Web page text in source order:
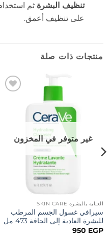
تنظيف البشرة ثم
على تنظيف أعمق.
منتجات ذات صلة
غير متوفر في المخزون
العنايه بالبشره SKIN CARE
سيرافي غسول الجسم المرطب
للبشرة العادية إلى الجافة 473 مل
950 EGP